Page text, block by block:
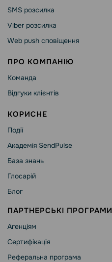
SMS розсилка
Viber розсилка
Web push сповіщення
ПРО КОМПАНІЮ
Команда
Відгуки клієнтів
КОРИСНЕ
Події
Академія SendPulse
База знань
Глосарій
Блог
ПАРТНЕРСЬКІ ПРОГРАМИ
Агенціям
Сертифікація
Реферальна програма